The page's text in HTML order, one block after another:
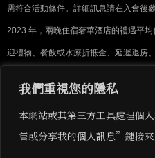
我們重視您的隱私
本網站或其第三方工具處理個
售或分享我的個人訊息”鏈接
需符合活動條件。詳細訊息請在入會後
2023 年，兩晚住宿奢華酒店的禮遇平
迎禮物、餐飲或水療折抵金、延遲退房
等，實際的禮遇價值會根據設施、房
同。Translation is provided for
does not take responsibility for any
Oràno and Le Oràno logo are